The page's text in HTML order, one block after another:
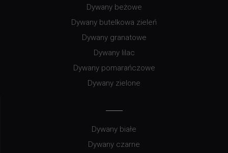
Dywany beżowe
Dywany butelkowa zieleń
Dywany granatowe
Dywany lilac
Dywany pomarańczowe
Dywany zielone
Dywany białe
Dywany czarne